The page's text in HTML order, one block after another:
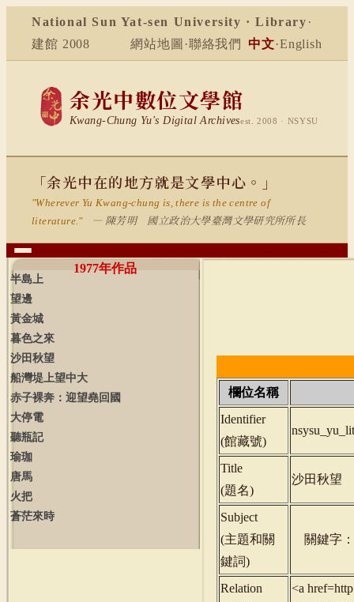
National Sun Yat-sen University · Library ·
建館 2008
網站地圖 ·聯絡我們 中文·English
余光中數位文學館
Kwang-Chung Yu's Digital Archivesest. 2008 · NSYSU
「余光中在的地方就是文學中心。」
"Wherever Yu Kwang-chung is, there is the centre of
literature."
— 陳芳明 國立政治大學臺灣文學研究所所長
1977年作品
半島上
望邊
黃金城
暮色之來
沙田秋望
船灣堤上望中大
赤子裸奔：迎望堯回國
大停電
聽瓶記
瑜珈
唐馬
火把
蒼茫來時
欄位名稱
Identifier
(館藏號)
Title
(題名)
沙田秋望
Subject
(主題和關
鍵詞)
關鍵字：
Relation
<a